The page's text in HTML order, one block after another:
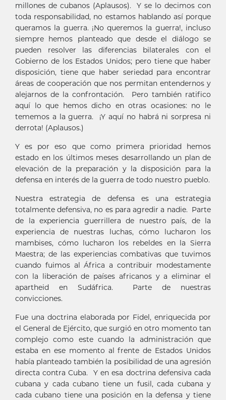
millones de cubanos (Aplausos). Y se lo decimos con
toda responsabilidad, no estamos hablando así porque
queramos la guerra. ¡No queremos la guerra!, incluso
siempre hemos planteado que desde el diálogo se
pueden resolver las diferencias bilaterales con el
Gobierno de los Estados Unidos; pero tiene que haber
disposición, tiene que haber seriedad para encontrar
áreas de cooperación que nos permitan entendernos y
alejarnos de la confrontación. Pero también ratifico
aquí lo que hemos dicho en otras ocasiones: no le
tememos a la guerra. ¡Y aquí no habrá ni sorpresa ni
derrota! (Aplausos.)
Y es por eso que como primera prioridad hemos
estado en los últimos meses desarrollando un plan de
elevación de la preparación y la disposición para la
defensa en interés de la guerra de todo nuestro pueblo.
Nuestra estrategia de defensa es una estrategia
totalmente defensiva, no es para agredir a nadie. Parte
de la experiencia guerrillera de nuestro país, de la
experiencia de nuestras luchas, cómo lucharon los
mambises, cómo lucharon los rebeldes en la Sierra
Maestra; de las experiencias combativas que tuvimos
cuando fuimos al África a contribuir modestamente
con la liberación de países africanos y a eliminar el
apartheid en Sudáfrica. Parte de nuestras
convicciones.
Fue una doctrina elaborada por Fidel, enriquecida por
el General de Ejército, que surgió en otro momento tan
complejo como este cuando la administración que
estaba en ese momento al frente de Estados Unidos
había planteado también la posibilidad de una agresión
directa contra Cuba. Y en esa doctrina defensiva cada
cubana y cada cubano tiene un fusil, cada cubana y
cada cubano tiene una posición en la defensa y tiene